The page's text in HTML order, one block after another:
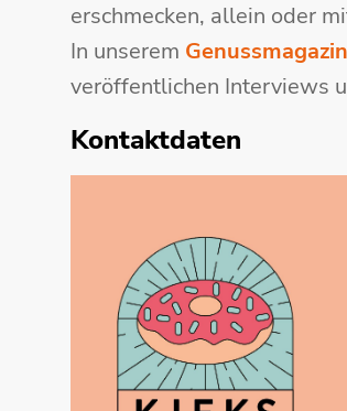
erschmecken, allein oder
In unserem Genussmagazin
veröffentlichen Interviews
Kontaktdaten